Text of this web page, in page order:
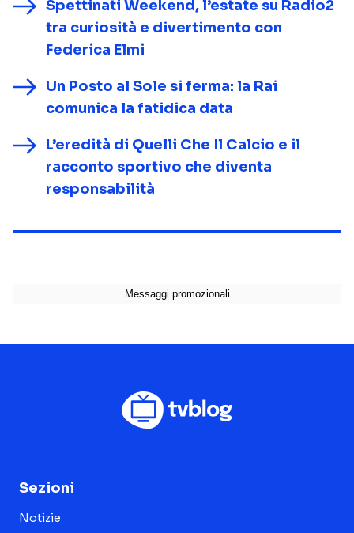
Spettinati Weekend, l’estate su Radio2
tra curiosità e divertimento con
Federica Elmi
Un Posto al Sole si ferma: la Rai
comunica la fatidica data
L’eredità di Quelli Che Il Calcio e il
racconto sportivo che diventa
responsabilità
Sezioni
Notizie